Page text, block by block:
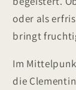
oder als
bringt
Im
die